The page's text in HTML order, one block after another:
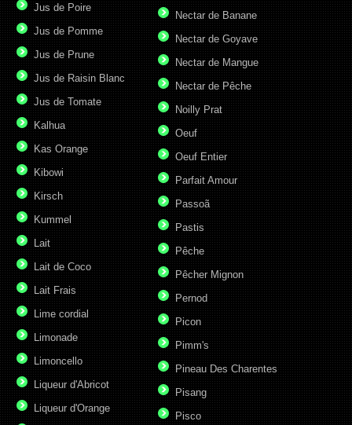
Jus de Poire
Jus de Pomme
Jus de Prune
Jus de Raisin Blanc
Jus de Tomate
Kalhua
Kas Orange
Kibowi
Kirsch
Kummel
Lait
Lait de Coco
Lait Frais
Lime cordial
Limonade
Limoncello
Liqueur d'Abricot
Liqueur d'Orange
Nectar de Banane
Nectar de Goyave
Nectar de Mangue
Nectar de Pêche
Noilly Prat
Oeuf
Oeuf Entier
Parfait Amour
Passoã
Pastis
Pêche
Pêcher Mignon
Pernod
Picon
Pimm's
Pineau Des Charentes
Pisang
Pisco